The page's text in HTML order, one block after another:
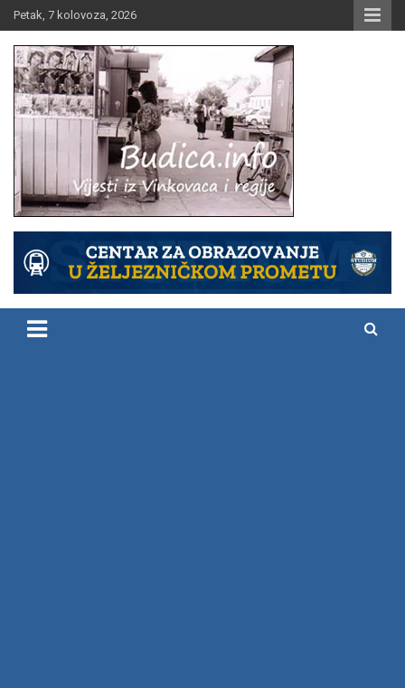
Skip
to
content
Petak, 7 kolovoza, 2026
Budica.info